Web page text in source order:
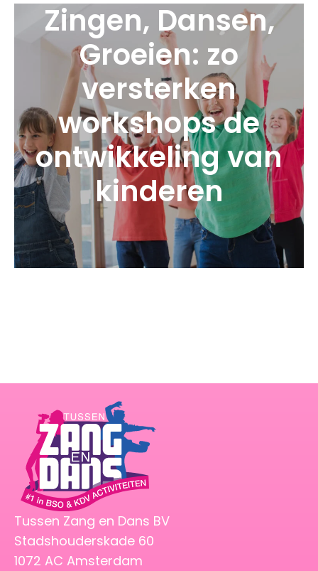
Zingen, Dansen,
Groeien: zo
versterken
workshops de
ontwikkeling van
kinderen
Tussen Zang en Dans BV
Stadshouderskade 60
1072 AC Amsterdam